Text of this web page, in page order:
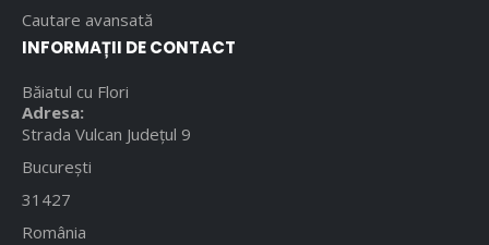
Cautare avansată
INFORMAȚII DE CONTACT
Băiatul cu Flori
Adresa:
Strada Vulcan Județul 9
București
31427
România